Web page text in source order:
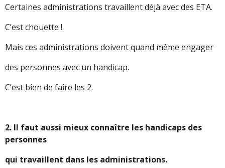
Certaines administrations travaillent déjà avec des ETA.
C’est chouette !
Mais ces administrations doivent quand même engager
des personnes avec un handicap.
C’est bien de faire les 2.
2. Il faut aussi mieux connaître les handicaps des
personnes
qui travaillent dans les administrations.